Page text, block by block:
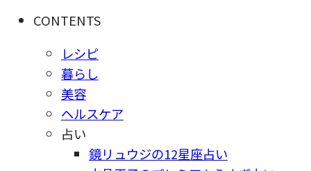
CONTENTS
レシピ
暮らし
美容
ヘルスケア
占い
鏡リュウジの12星座占い